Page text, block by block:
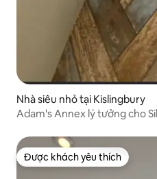
Nhà siêu nhỏ tại Kislingbury
Adam's Annex lý tưởng cho
Được khách yêu thích
Được khách yêu thích